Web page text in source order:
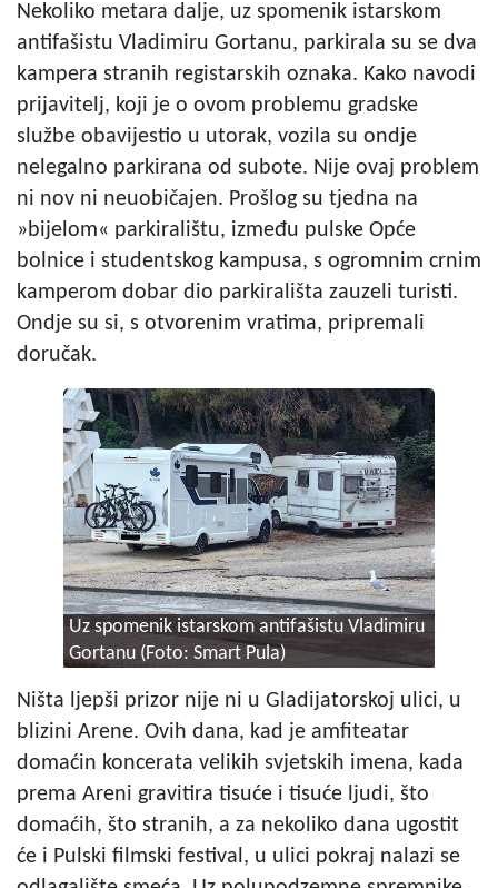
Nekoliko metara dalje, uz spomenik istarskom
antifašistu Vladimiru Gortanu, parkirala su se dva
kampera stranih registarskih oznaka. Kako navodi
prijavitelj, koji je o ovom problemu gradske
službe obavijestio u utorak, vozila su ondje
nelegalno parkirana od subote. Nije ovaj problem
ni nov ni neuobičajen. Prošlog su tjedna na
»bijelom« parkiralištu, između pulske Opće
bolnice i studentskog kampusa, s ogromnim crnim
kamperom dobar dio parkirališta zauzeli turisti.
Ondje su si, s otvorenim vratima, pripremali
doručak.
Uz spomenik istarskom antifašistu Vladimiru
Gortanu (Foto: Smart Pula)
Ništa ljepši prizor nije ni u Gladijatorskoj ulici, u
blizini Arene. Ovih dana, kad je amfiteatar
domaćin koncerata velikih svjetskih imena, kada
prema Areni gravitira tisuće i tisuće ljudi, što
domaćih, što stranih, a za nekoliko dana ugostit
će i Pulski filmski festival, u ulici pokraj nalazi se